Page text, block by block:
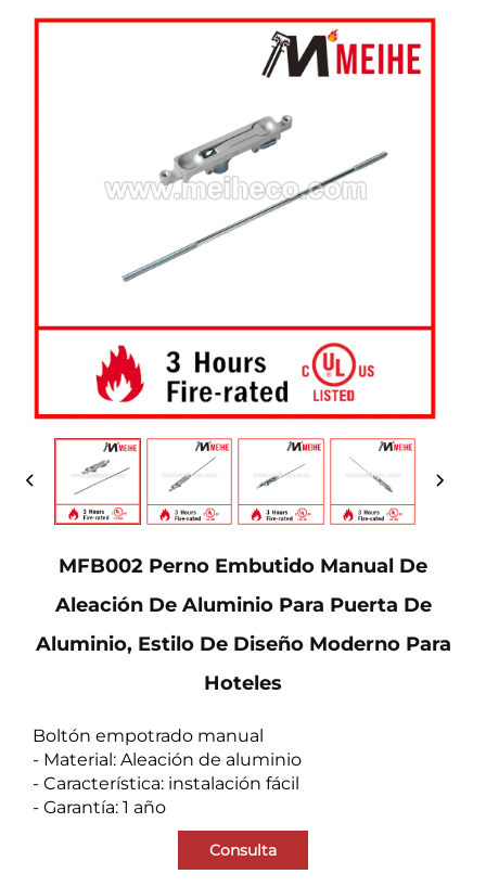
MFB002 Perno Embutido Manual De
Aleación De Aluminio Para Puerta De
Aluminio, Estilo De Diseño Moderno Para
Hoteles
Boltón empotrado manual
- Material: Aleación de aluminio
- Característica: instalación fácil
- Garantía: 1 año
Consulta